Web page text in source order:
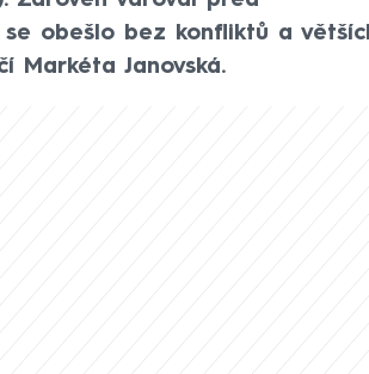
se obešlo bez konfliktů a
Markéta Janovská.